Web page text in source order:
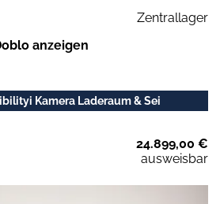
Zentrallager
anzeigen
Kamera Laderaum & Sei
24.899,00 €
ausweisbar